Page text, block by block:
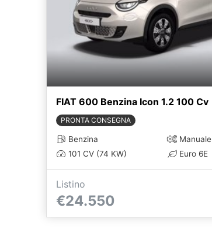
FIAT 600 Benzina Icon 1.2 100 Cv
PRONTA CONSEGNA
Benzina
Manuale
101 CV (74 KW)
Euro 6E
Listino
€24.550